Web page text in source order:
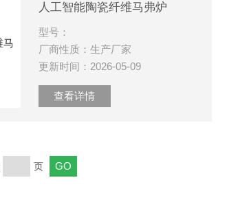
人工智能陶瓷纤维马弗炉
型号：
厂商性质：生产厂家
更新时间：2026-05-09
查看详情
页